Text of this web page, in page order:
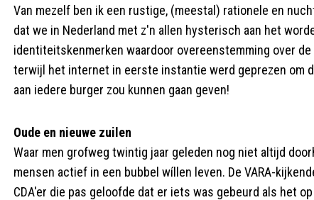
Van mezelf ben ik een rustige, (meestal) rationele en
dat we in Nederland met z'n allen hysterisch aan het
identiteitskenmerken waardoor overeenstemming over
terwijl het internet in eerste instantie werd geprezen om
aan iedere burger zou kunnen gaan geven!
Oude en nieuwe zuilen
Waar men grofweg twintig jaar geleden nog niet altijd
mensen actief in een bubbel wíllen leven. De VARA-
CDA'er die pas geloofde dat er iets was gebeurd als het